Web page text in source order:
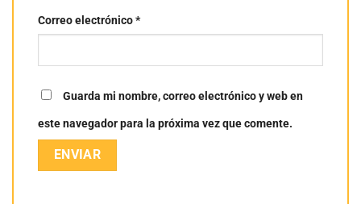
Correo electrónico*
Guarda mi nombre, correo electrónico y web en
este navegador para la próxima vez que comente.